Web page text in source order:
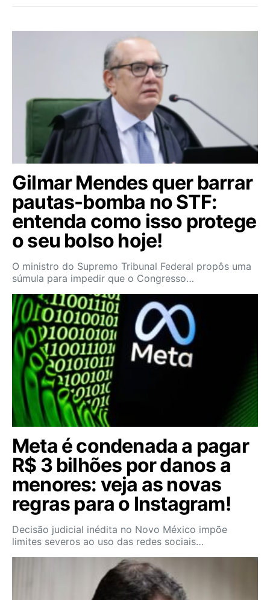
Gilmar Mendes quer barrar
pautas-bomba no STF:
entenda como isso protege
o seu bolso hoje!
O ministro do Supremo Tribunal Federal propôs uma
súmula para impedir que o Congresso…
Meta é condenada a pagar
R$ 3 bilhões por danos a
menores: veja as novas
regras para o Instagram!
Decisão judicial inédita no Novo México impõe
limites severos ao uso das redes sociais…